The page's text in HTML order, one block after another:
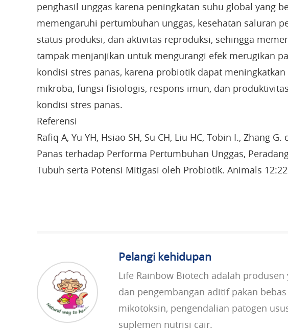
penghasil unggas karena peningkatan suhu global yang
memengaruhi pertumbuhan unggas, kesehatan saluran
status produksi, dan aktivitas reproduksi, sehingga
tampak menjanjikan untuk mengurangi efek merugikan
kondisi stres panas, karena probiotik dapat
mikroba, fungsi fisiologis, respons imun, dan
kondisi stres panas.
Referensi
Rafiq A, Yu YH, Hsiao SH, Su CH, Liu HC, Tobin I., Zhang
Panas terhadap Performa Pertumbuhan Unggas,
Tubuh serta Potensi Mitigasi oleh Probiotik. Animals
Pelangi kehidupan
Life Rainbow Biotech adalah
dan pengembangan aditif pakan
mikotoksin, pengendalian patogen
suplemen nutrisi cair.